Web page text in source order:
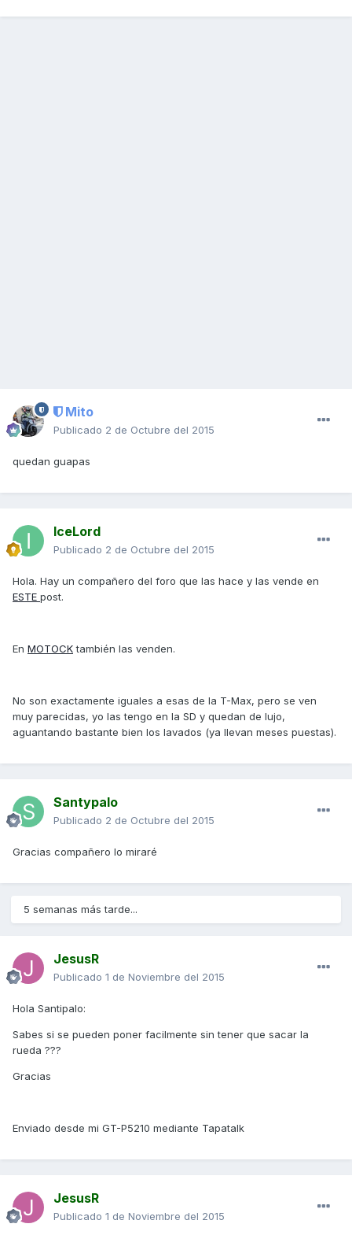
Mito
Publicado 2 de Octubre del 2015
quedan guapas
IceLord
Publicado 2 de Octubre del 2015
Hola. Hay un compañero del foro que las hace y las vende en
ESTE post.
En MOTOCKtambién las venden.
No son exactamente iguales a esas de la T-Max, pero se ven
muy parecidas, yo las tengo en la SD y quedan de lujo,
aguantando bastante bien los lavados (ya llevan meses puestas).
Santypalo
Publicado 2 de Octubre del 2015
Gracias compañero lo miraré
5 semanas más tarde...
JesusR
Publicado 1 de Noviembre del 2015
Hola Santipalo:
Sabes si se pueden poner facilmente sin tener que sacar la
rueda ???
Gracias
Enviado desde mi GT-P5210 mediante Tapatalk
JesusR
Publicado 1 de Noviembre del 2015